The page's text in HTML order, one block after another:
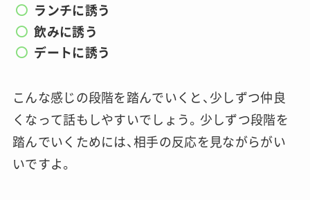
ランチに誘う
飲みに誘う
デートに誘う
こんな感じの段階を踏んでいくと、少しずつ仲良
くなって話もしやすいでしょう。少しずつ段階を
踏んでいくためには、相手の反応を見ながらがい
いですよ。